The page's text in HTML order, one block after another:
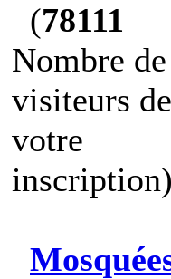
(78111
Nombre de
visiteurs de
votre
inscription)